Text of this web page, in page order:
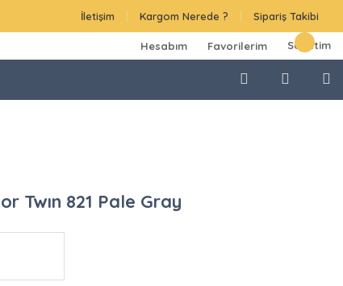
İletişim Kargom Nerede ? Sipariş Takibi
Hesabım Favorilerim Sepetim
Twın 821 Pale Gray